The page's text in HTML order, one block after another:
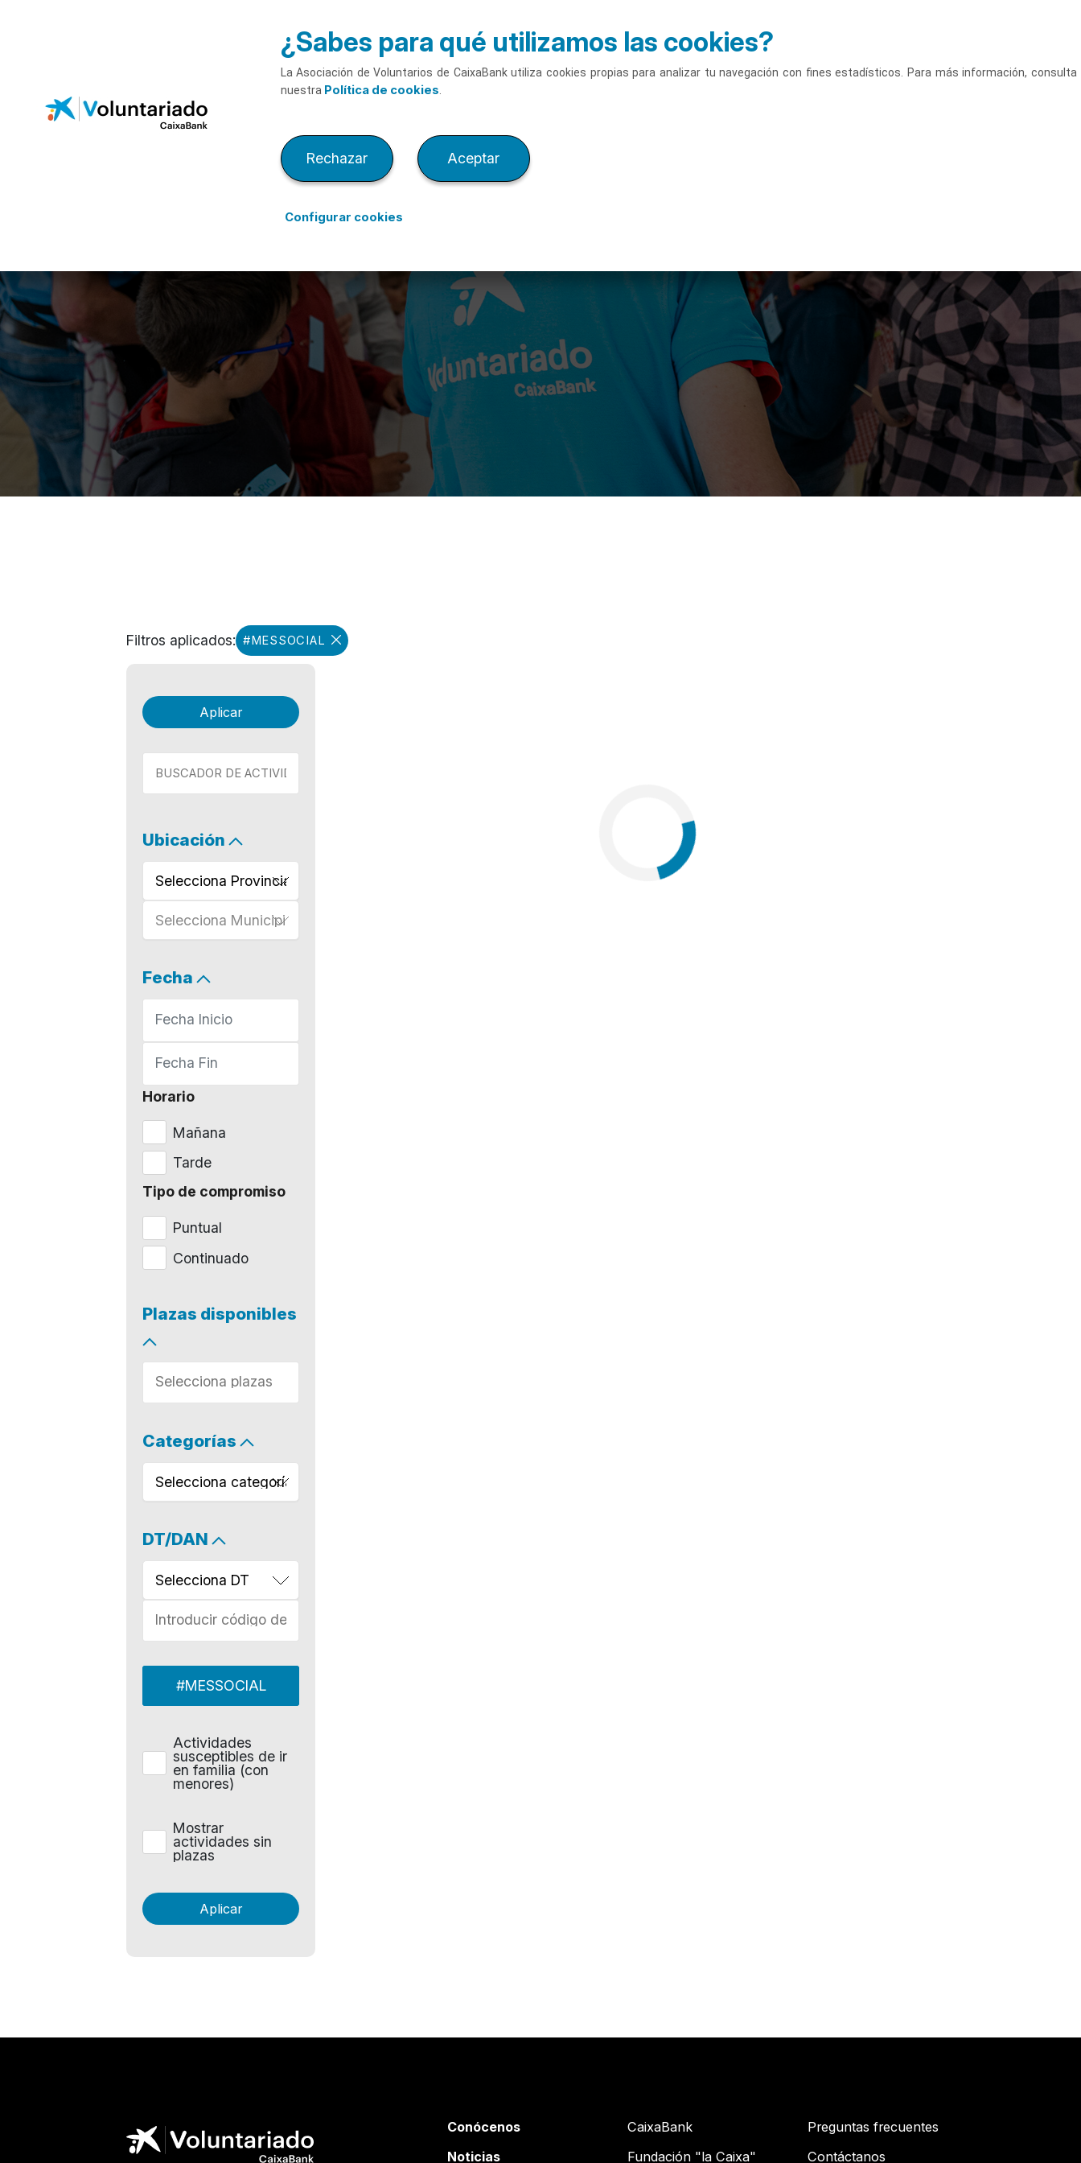
¿Sabes para qué utilizamos las cookies?
La Asociación de Voluntarios de CaixaBank utiliza cookies propias para analizar tu navegación con fines estadísticos. Para más información, consulta
nuestra Política de cookies.
Rechazar Aceptar
Configurar cookies
Filtros aplicados: #MESSOCIAL
Ubicación
Selecciona Provincia
Selecciona Municipio
Fecha
Horario
Mañana
Tarde
Tipo de compromiso
Puntual
Continuado
Plazas disponibles
Categorías
Selecciona categoría
DT/DAN
Selecciona DT
#MESSOCIAL
Actividades
susceptibles de ir
en familia (con
menores)
Mostrar
actividades sin
plazas
Conócenos
Noticias
CaixaBank
Fundación "la Caixa"
Preguntas frecuentes
Contáctanos